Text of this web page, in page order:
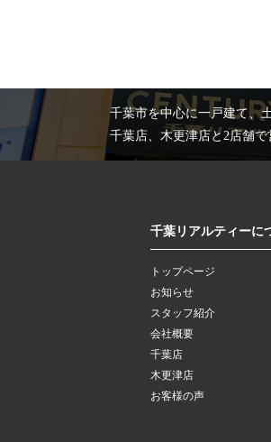
千葉市を中心に一戸建て、
千葉店、木更津店と2店舗
千葉リアルティーに
トップページ
お知らせ
スタッフ紹介
会社概要
千葉店
木更津店
お客様の声